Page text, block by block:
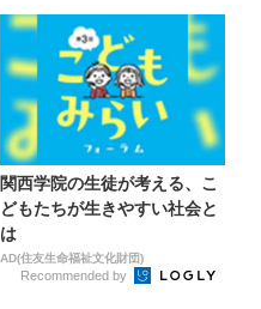
関西学院の生徒が考える、こ
どもたちが生きやすい社会と
は
AD(住友生命福祉文化財団)
Recommended by